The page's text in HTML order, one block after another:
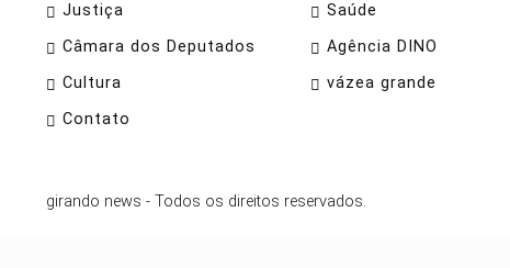
Justiça
Saúde
Câmara dos Deputados
Agência DINO
Cultura
vázea grande
Contato
girando news - Todos os direitos reservados.